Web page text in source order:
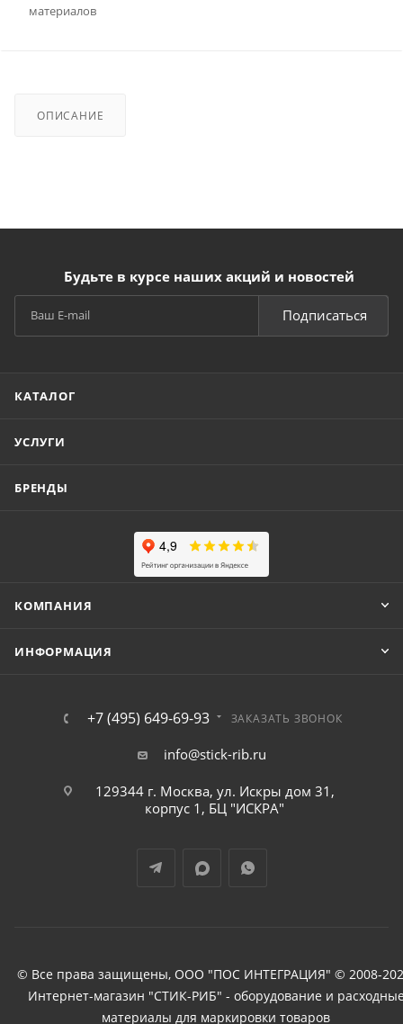
материалов
ОПИСАНИЕ
Будьте в курсе наших акций и новостей
Подписаться
КАТАЛОГ
УСЛУГИ
БРЕНДЫ
КОМПАНИЯ
ИНФОРМАЦИЯ
+7 (495) 649-69-93 ЗАКАЗАТЬ ЗВОНОК
info@stick-rib.ru
129344 г. Москва, ул. Искры дом 31,
корпус 1, БЦ "ИСКРА"
© Все права защищены, ООО "ПОС ИНТЕГРАЦИЯ" © 2008-
Интернет-магазин "СТИК-РИБ" - оборудование и
материалы для маркировки товаров